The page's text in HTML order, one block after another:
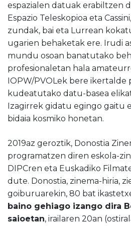
espazialen datuak erabiltzen
Espazio Teleskopioa eta
zundak, bai eta Lurrean
ugarien behaketak ere. Irudi
mundu osoan banatutako
profesionaletan hala
IOPW/PVOLek bere ikertalde
kudeatutako datu-basea
Izagirrek gidatu egingo gaitu
bidaia kosmiko honetan.
2019az geroztik, Donostia
programatzen diren eskola-
DIPCren eta Euskadiko
dute. Donostia, zinema-hiria,
goiburuarekin, 80 bat
baino gehiago izango dira
saioetan, irailaren 20an